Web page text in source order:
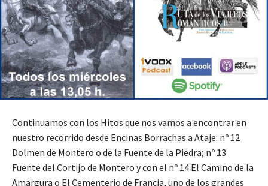
Continuamos con los Hitos que nos vamos a encontrar en
nuestro recorrido desde Encinas Borrachas a Ataje: nº 12
Dolmen de Montero o de la Fuente de la Piedra; nº 13
Fuente del Cortijo de Montero y con el nº 14 El Camino de la
Amargura o El Cementerio de Francia, uno de los grandes